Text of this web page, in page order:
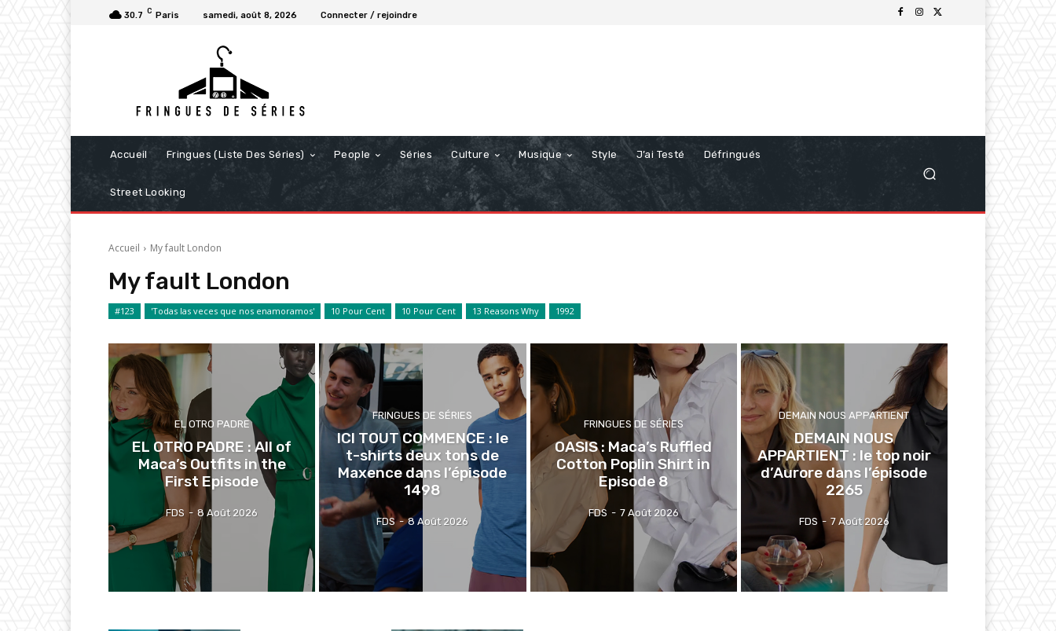
30.7 C Paris samedi, août 8, 2026 Connecter / rejoindre
Accueil Fringues (Liste Des Séries) People Séries Culture Musique Style J’ai Testé Défringués
Street Looking
Accueil My fault London
My fault London
#123 'Todas las veces que nos enamoramos' 10 Pour Cent 10 Pour Cent 13 Reasons Why 1992
EL OTRO PADRE
EL OTRO PADRE : All of
Maca’s Outfits in the
First Episode
FDS - 8 Août 2026
FRINGUES DE SÉRIES
ICI TOUT COMMENCE : le
t-shirts deux tons de
Maxence dans l’épisode
1498
FDS - 8 Août 2026
FRINGUES DE SÉRIES
OASIS : Maca’s Ruffled
Cotton Poplin Shirt in
Episode 8
FDS - 7 Août 2026
DEMAIN NOUS APPARTIENT
DEMAIN NOUS
APPARTIENT : le top noir
d’Aurore dans l’épisode
2265
FDS - 7 Août 2026